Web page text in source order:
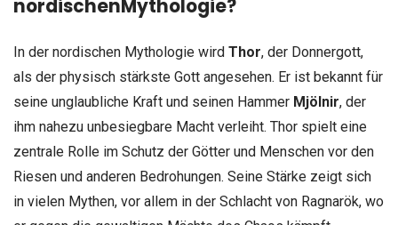
nordischenMythologie?
In der nordischen Mythologie wird Thor, der Donnergott,
als der physisch stärkste Gott angesehen. Er ist bekannt für
seine unglaubliche Kraft und seinen Hammer Mjölnir, der
ihm nahezu unbesiegbare Macht verleiht. Thor spielt eine
zentrale Rolle im Schutz der Götter und Menschen vor den
Riesen und anderen Bedrohungen. Seine Stärke zeigt sich
in vielen Mythen, vor allem in der Schlacht von Ragnarök, wo